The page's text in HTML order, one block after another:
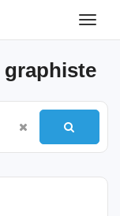
Toggle
graphiste